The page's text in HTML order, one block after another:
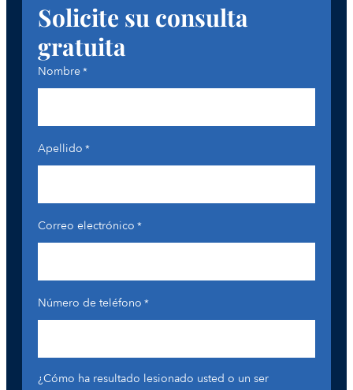
Solicite su consulta
gratuita
Nombre*
Apellido *
Correo electrónico *
Número de teléfono *
¿Cómo ha resultado lesionado usted o un ser